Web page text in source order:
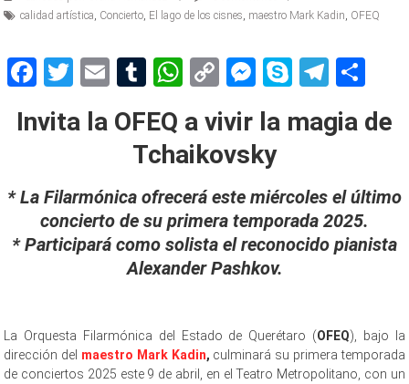
calidad artística Concierto El lago de los cisnes maestro Mark Kadin OFEQ
Facebook
Twitter
EmailTumblr
WhatsApp
CopyMessenger
Skype
Invita la OFEQ a vivir la magia de
Tchaikovsky
* La Filarmónica ofrecerá este miércoles el último
concierto de su primera temporada 2025.
* Participará como solista el reconocido pianista
Alexander Pashkov.
La Orquesta Filarmónica del Estado de Querétaro (OFEQ), bajo la
dirección del maestro Mark Kadin, culminará su primera temporada
de conciertos 2025 este 9 de abril, en el Teatro Metropolitano, con un